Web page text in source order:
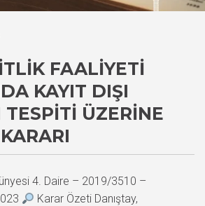
FAALIYETI
KAYIT DIŞI
ÜZERINE
4. Daire – 2019/3510 –
Karar Özeti Danıştay,